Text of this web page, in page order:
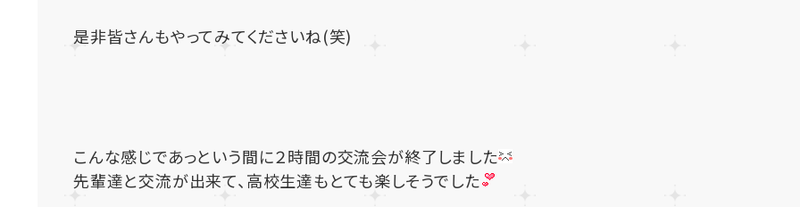
是非皆さんもやってみてくださいね(笑)
こんな感じであっという間に２時間の交流会が終了しました
先輩達と交流が出来て、高校生達もとても楽しそうでした